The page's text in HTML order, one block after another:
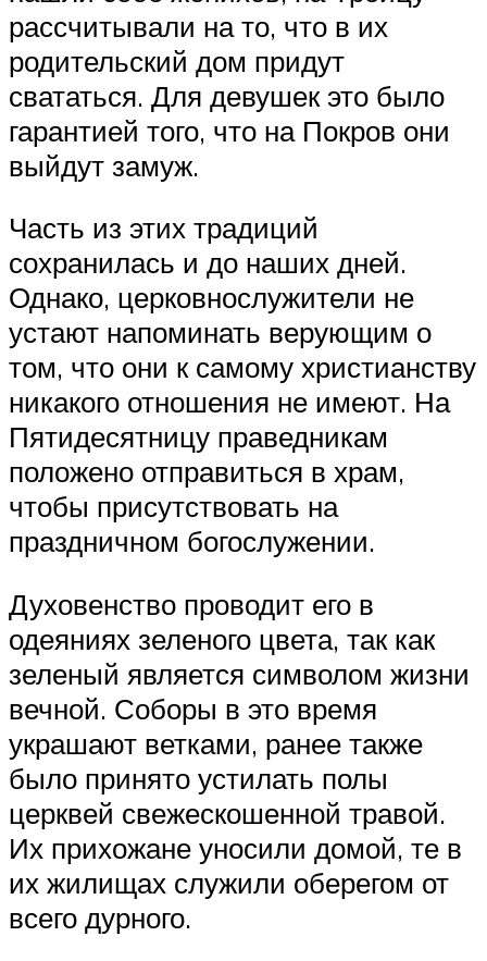
рассчитывали на то, что в их
родительский дом придут
свататься. Для девушек это было
гарантией того, что на Покров они
выйдут замуж.
Часть из этих традиций
сохранилась и до наших дней.
Однако, церковнослужители не
устают напоминать верующим о
том, что они к самому христианству
никакого отношения не имеют. На
Пятидесятницу праведникам
положено отправиться в храм,
чтобы присутствовать на
праздничном богослужении.
Духовенство проводит его в
одеяниях зеленого цвета, так как
зеленый является символом жизни
вечной. Соборы в это время
украшают ветками, ранее также
было принято устилать полы
церквей свежескошенной травой.
Их прихожане уносили домой, те в
их жилищах служили оберегом от
всего дурного.